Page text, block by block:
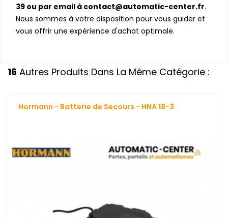
39 ou par email à contact@automatic-center.fr.
Nous sommes à votre disposition pour vous guider et
vous offrir une expérience d'achat optimale.
16 Autres Produits Dans La Même Catégorie :
Hormann - Batterie de Secours - HNA 18-3